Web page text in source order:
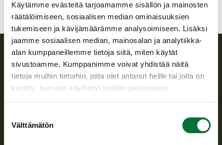
Käytämme evästeitä tarjoamamme sisällön ja mainosten
räätälöimiseen, sosiaalisen median ominaisuuksien
tukemiseen ja kävijämäärämme analysoimiseen. Lisäksi
jaamme sosiaalisen median, mainosalan ja analytiikka-
alan kumppaneillemme tietoja siitä, miten käytät
sivustoamme. Kumppanimme voivat yhdistää näitä
tietoja muihin tietoihin, joita olet antanut heille tai joita on
kerätty, kun olet käyttänyt heidän palvelujaan.
valinta
Välttämätön
Suomen riistakeskus
Suomen riistakeskus edistää kestävää riistataloutta, tukee
hallintotehtävistä.